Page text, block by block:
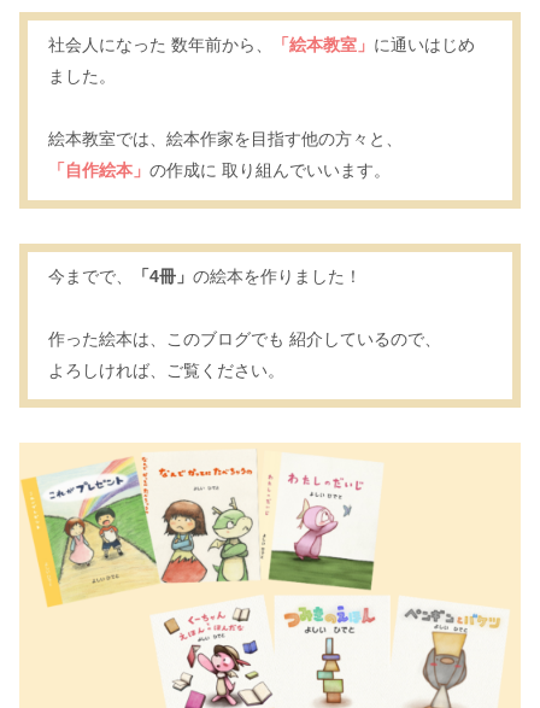
社会人になった 数年前から、 「絵本教室」 に通いはじめ
ました。
絵本教室では、絵本作家を目指す他の方々と、
「自作絵本」の作成に 取り組んでいいます。
今までで、 「4冊」の絵本を作りました！
作った絵本は、このブログでも 紹介しているので、
よろしければ、ご覧ください。